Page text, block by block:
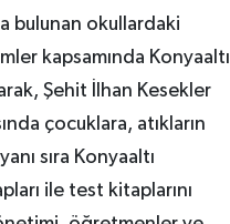
bulunan okullardaki
kapsamında Konyaaltı
Şehit İlhan Kesekler
çocuklara, atıkların
sıra Konyaaltı
ile test kitaplarını